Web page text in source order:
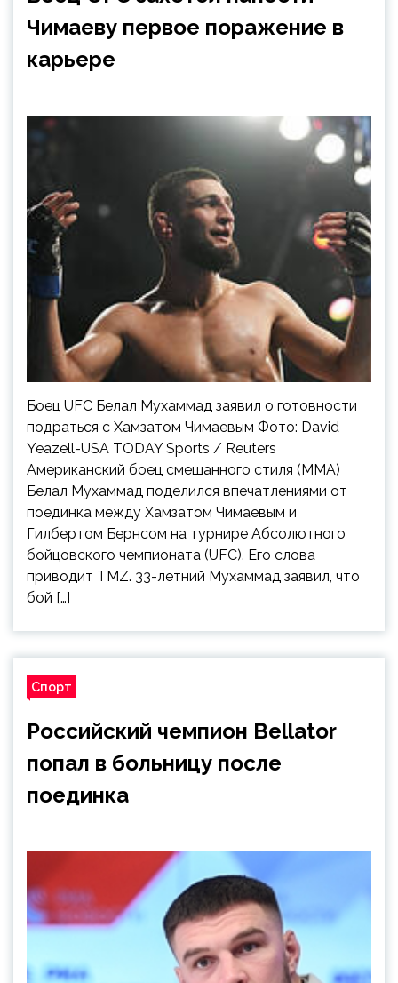
Чимаеву первое поражение в
карьере
Боец UFC Белал Мухаммад заявил о готовности
подраться с Хамзатом Чимаевым Фото: David
Yeazell-USA TODAY Sports / Reuters
Американский боец смешанного стиля (MMA)
Белал Мухаммад поделился впечатлениями от
поединка между Хамзатом Чимаевым и
Гилбертом Бернсом на турнире Абсолютного
бойцовского чемпионата (UFC). Его слова
приводит TMZ. 33-летний Мухаммад заявил, что
бой […]
Спорт
Российский чемпион Bellator
попал в больницу после
поединка